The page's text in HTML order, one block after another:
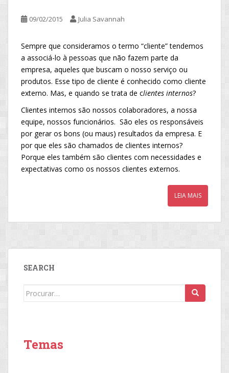
09/02/2015 Julia Savannah
Sempre que consideramos o termo “cliente” tendemos
a associá-lo à pessoas que não fazem parte da
empresa, aqueles que buscam o nosso serviço ou
produtos. Esse tipo de cliente é conhecido como cliente
externo. Mas, e quando se trata de clientes internos?
Clientes internos são nossos colaboradores, a nossa
equipe, nossos funcionários. São eles os responsáveis
por gerar os bons (ou maus) resultados da empresa. E
por que eles são chamados de clientes internos?
Porque eles também são clientes com necessidades e
expectativas como os nossos clientes externos.
LEIA MAIS
SEARCH
Search
Temas